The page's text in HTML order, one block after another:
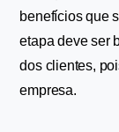
benefícios que
etapa deve ser
dos clientes,
empresa.